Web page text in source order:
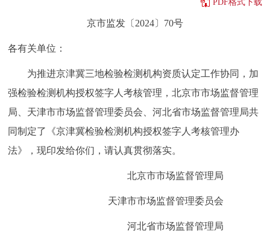
中介服务
政民互动
12345网上接诉即办 我要咨询 我要建议
参与调查 在线访谈
十六区概览 人文北京
PDF格式下载
京市监发〔2024〕70号
各有关单位：
为推进京津冀三地检验检测机构资质认定工作协同，加
强检验检测机构授权签字人考核管理，北京市市场监督管理
局、天津市市场监督管理委员会、河北省市场监督管理局共
同制定了《京津冀检验检测机构授权签字人考核管理办
法》，现印发给你们，请认真贯彻落实。
北京市市场监督管理局
天津市市场监督管理委员会
河北省市场监督管理局